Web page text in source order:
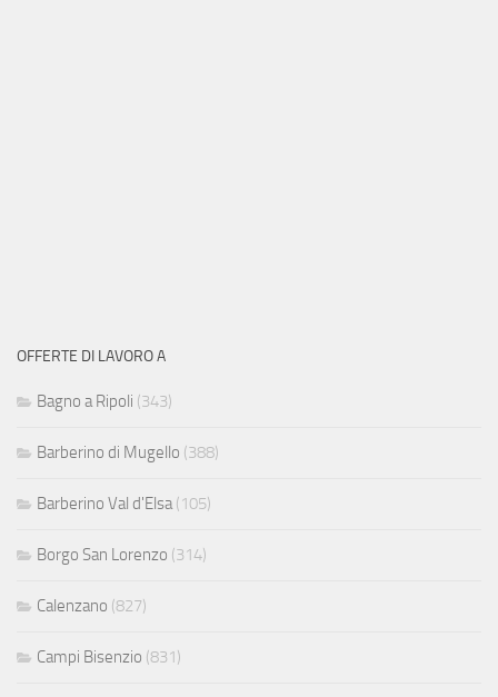
OFFERTE DI LAVORO A
Bagno a Ripoli (343)
Barberino di Mugello (388)
Barberino Val d'Elsa(105)
Borgo San Lorenzo (314)
Calenzano (827)
Campi Bisenzio (831)